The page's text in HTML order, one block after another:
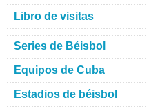
Libro de visitas
Series de Béisbol
Equipos de Cuba
Estadios de béisbol